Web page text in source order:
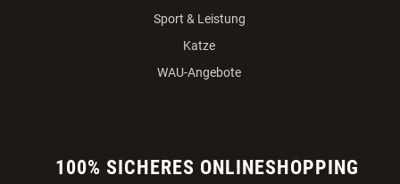
Sport & Leistung
Katze
WAU-Angebote
100% SICHERES ONLINESHOPPING